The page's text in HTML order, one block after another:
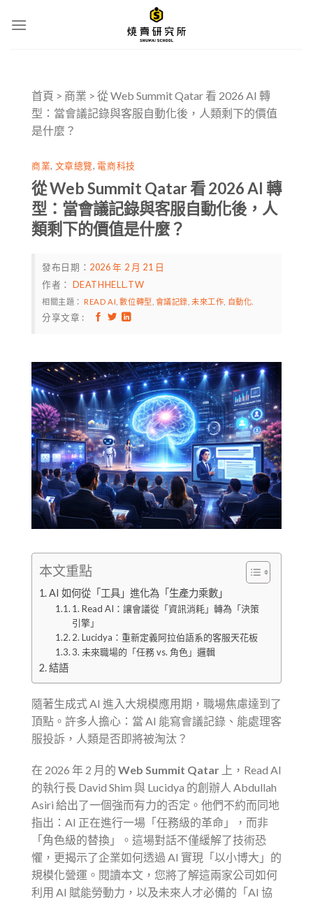
首頁 > 商業 > 從 Web Summit Qatar 看 2026 AI 轉
型：當會議記錄與客服自動化後，人類剩下的價值
是什麼？
商業, 文章總覽, 電商科技
從 Web Summit Qatar 看 2026 AI 轉
型：當會議記錄與客服自動化後，人
類剩下的價值是什麼？
發布日期： 2026 年 2 月 21 日
作者： DEATHHELL.TW
相關主題：READ AI ,數位轉型 會議記錄 ,未來工作 自動化
分享文章 :
本文重點
AI 如何從「工具」進化為「生產力乘數」
1. Read AI：讓會議從「資訊消耗」轉為「決策
引擎」
2. Lucidya：重新定義阿拉伯語系的客服天花板
3. 未來職場的「任務 vs. 角色」邏輯
結語
隨著生成式 AI 進入大規模應用期，職場焦慮達到了
頂點。許多人擔心：當 AI 能寫會議記錄、能處理客
服投訴，人類是否即將被淘汰？
在 2026 年 2 月的 Web Summit Qatar 上，Read AI
的執行長 David Shim 與 Lucidya 的創辦人 Abdullah
Asiri 給出了一個強而有力的否定。他們不約而同地
指出：AI 正在進行一場「任務級的革命」，而非
「角色級的替換」。這場對話不僅緩解了技術恐
懼，更揭示了企業如何透過 AI 實現「以小博大」的
規模化營運。閱讀本文，您將了解這兩家公司如何
利用 AI 賦能勞動力，以及未來人才必備的「AI 協